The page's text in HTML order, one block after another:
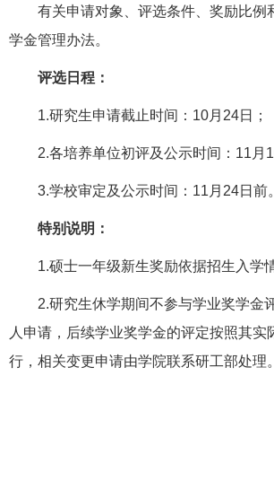
有关申请对象、评选条件、奖励比例
学金管理办法。
评选日程：
1.研究生申请截止时间： 10月 24日；
2.各培养单位初评及公示时间： 11 月
3.学校审定及公示时间： 11 月 24日前。
特别说明：
1.硕士一年级新生奖励依据招生入学
2.研究生休学期间不参与学业奖学金
人申请，后续学业奖学金的评定按照其实
行，相关变更申请由学院联系研工部处理。